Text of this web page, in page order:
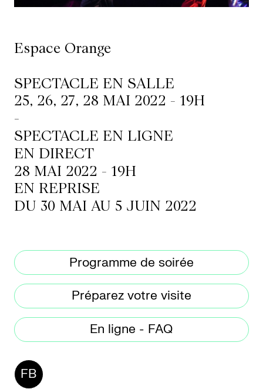
de
Contactez-
Espace Orange
SPECTACLE EN SALLE
25, 26, 27, 28 MAI 2022 - 19H
-
SPECTACLE EN LIGNE
EN DIRECT
28 MAI 2022 - 19H
EN REPRISE
DU 30 MAI AU 5 JUIN 2022
Programme de soirée
Préparez votre visite
En ligne - FAQ
FB